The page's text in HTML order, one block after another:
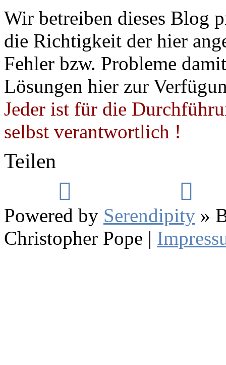
Wir betreiben dieses Blog
die Richtigkeit der hier
Fehler bzw. Probleme
Lösungen hier zur
Jeder ist für die
selbst verantwortlich !
Teilen
Powered by Serendipity »
Christopher Pope |